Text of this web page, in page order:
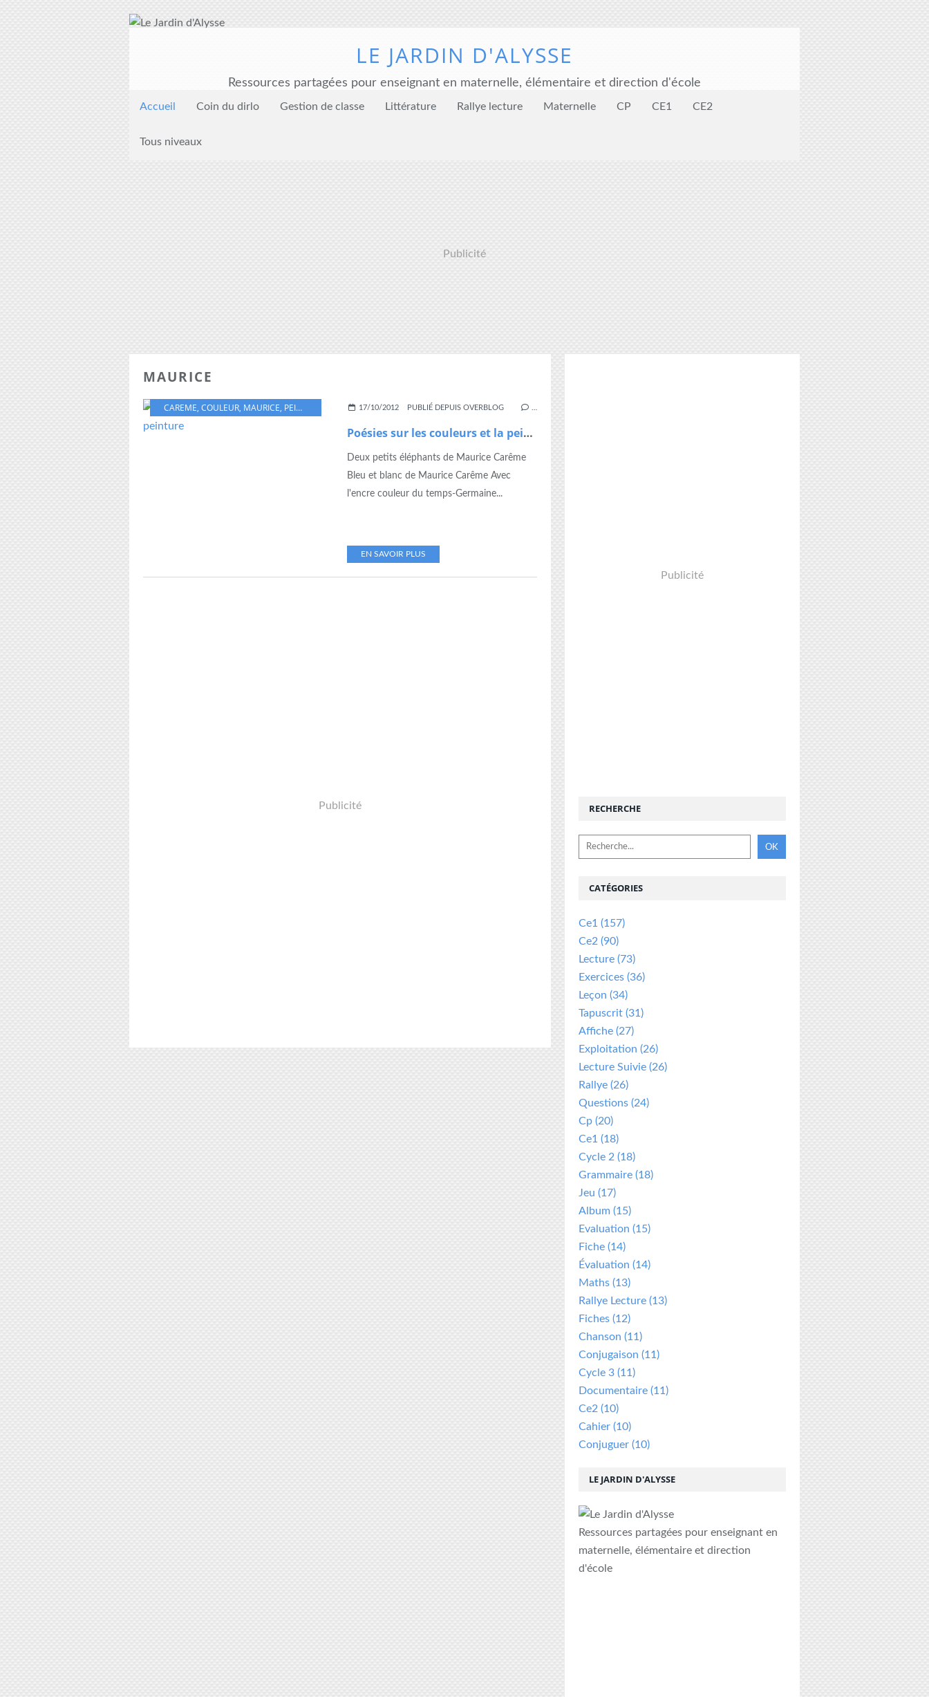
LE JARDIN D'ALYSSE
Ressources partagées pour enseignant en maternelle, élémentaire et direction d'école
Accueil Coin du dirlo Gestion de classe Littérature Rallye lecture Maternelle CP CE1 CE2
Tous niveaux
Publicité
MAURICE
CAREME, COULEUR, MAURICE, PEINTURE POESIES 17/10/2012 PUBLIÉ DEPUIS OVERBLOG
Poésies sur les couleurs et la peinture
Deux petits éléphants de Maurice Carême
Bleu et blanc de Maurice Carême Avec
l'encre couleur du temps-Germaine...
EN SAVOIR PLUS
Publicité
Publicité
RECHERCHE
LE JARDIN D'ALYSSE
Ressources partagées pour enseignant en
maternelle, élémentaire et direction
d'école
CATÉGORIES
Ce1 (157)
Ce2 (90)
Lecture (73)
Exercices (36)
Leçon (34)
Tapuscrit (31)
Affiche (27)
Exploitation (26)
Lecture Suivie (26)
Rallye (26)
Questions (24)
Cp (20)
Ce1 (18)
Cycle 2 (18)
Grammaire (18)
Jeu (17)
Album (15)
Evaluation (15)
Fiche (14)
Évaluation (14)
Maths (13)
Rallye Lecture (13)
Fiches (12)
Chanson (11)
Conjugaison (11)
Cycle 3 (11)
Documentaire (11)
Ce2 (10)
Cahier (10)
Conjuguer (10)